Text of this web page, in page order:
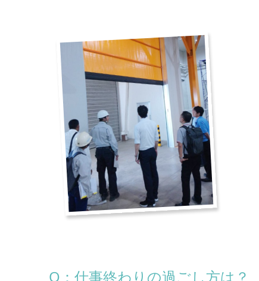
Q：仕事終わりの過ごし方は？